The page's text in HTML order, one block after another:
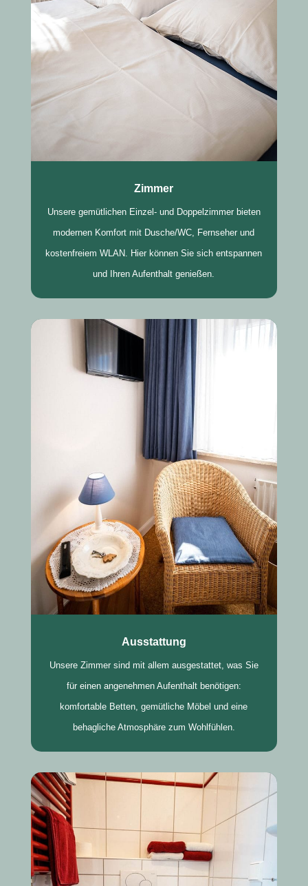
Zimmer
Unsere gemütlichen Einzel- und Doppelzimmer bieten
modernen Komfort mit Dusche/WC, Fernseher und
kostenfreiem WLAN. Hier können Sie sich entspannen
und Ihren Aufenthalt genießen.
Ausstattung
Unsere Zimmer sind mit allem ausgestattet, was Sie
für einen angenehmen Aufenthalt benötigen:
komfortable Betten, gemütliche Möbel und eine
behagliche Atmosphäre zum Wohlfühlen.